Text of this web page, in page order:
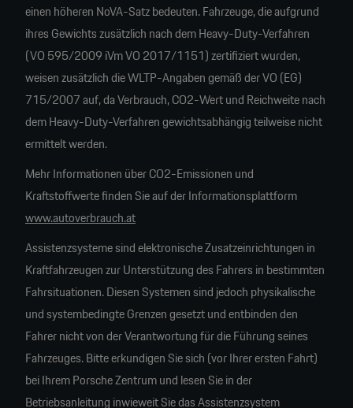
einen höheren NoVA-Satz bedeuten. Fahrzeuge, die aufgrund
ihres Gewichts zusätzlich nach dem Heavy-Duty-Verfahren
(VO 595/2009 iVm VO 2017/1151) zertifiziert wurden,
weisen zusätzlich die WLTP-Angaben gemäß der VO (EG)
715/2007 auf, da Verbrauch, CO2-Wert und Reichweite nach
dem Heavy-Duty-Verfahren gewichtsabhängig teilweise nicht
ermittelt werden.
Mehr Informationen über CO2-Emissionen und
Kraftstoffwerte finden Sie auf der Informationsplattform
www.autoverbrauch.at
Assistenzsysteme sind elektronische Zusatzeinrichtungen in
Kraftfahrzeugen zur Unterstützung des Fahrers in bestimmten
Fahrsituationen. Diesen Systemen sind jedoch physikalische
und systembedingte Grenzen gesetzt und entbinden den
Fahrer nicht von der Verantwortung für die Führung seines
Fahrzeuges. Bitte erkundigen Sie sich (vor Ihrer ersten Fahrt)
bei Ihrem Porsche Zentrum und lesen Sie in der
Betriebsanleitung inwieweit Sie das Assistenzsystem